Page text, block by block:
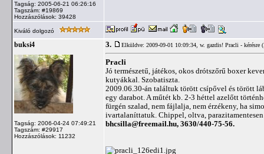
Tagság: 2005-06-21 06:26:16
Tagszám: #19869
Hozzászólások: 39428
Kiváló dolgozó
buksi4
Tagság: 2006-04-24 07:49:21
Tagszám: #29917
Hozzászólások: 11232
3. Elküldve: 2009-09-01 10:09:34, w. gazdis! Pracli - kérésre
Pracli
Jó természetű, játékos, okos drótszőrű boxer
kutyákkal. Szobatiszta.
2009.06.30-án találtuk törött csípővel és törött
egy darabot. A műtét kb. 2-3 héttel azelőtt
fürgén szalad, nem fájlalja, nem érzékeny, ha
ivartalaníttatuk. Chippel, oltva,
bhcsilla@freemail.hu, 3630/440-75-56.